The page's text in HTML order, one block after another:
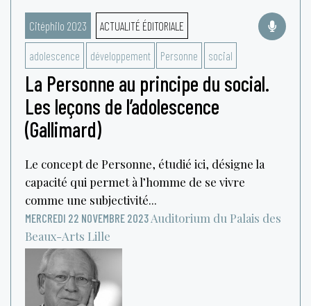
Citéphilo 2023 ACTUALITÉ ÉDITORIALE
adolescence développement Personne social
La Personne au principe du social.
Les leçons de l’adolescence
(Gallimard)
Le concept de Personne, étudié ici, désigne la
capacité qui permet à l’homme de se vivre
comme une subjectivité...
MERCREDI 22 NOVEMBRE 2023 Auditorium du Palais des
Beaux-Arts Lille